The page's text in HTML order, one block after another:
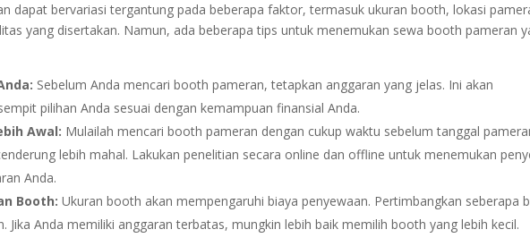
dapat bervariasi tergantung pada beberapa faktor, termasuk ukuran booth, lokasi
yang disertakan. Namun, ada beberapa tips untuk menemukan sewa booth pameran
Sebelum Anda mencari booth pameran, tetapkan anggaran yang jelas. Ini akan
pilihan Anda sesuai dengan kemampuan finansial Anda.
Awal: Mulailah mencari booth pameran dengan cukup waktu sebelum tanggal
lebih mahal. Lakukan penelitian secara online dan offline untuk menemukan
Anda.
Booth: Ukuran booth akan mempengaruhi biaya penyewaan. Pertimbangkan seberapa
Jika Anda memiliki anggaran terbatas, mungkin lebih baik memilih booth yang lebih kecil.